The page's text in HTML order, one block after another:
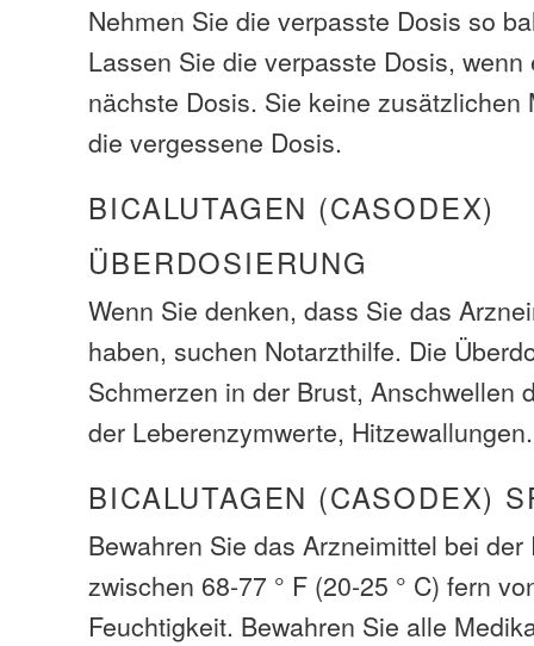
Nehmen Sie die verpasste Dosis so
Lassen Sie die verpasste Dosis,
nächste Dosis. Sie keine zusätzlichen
die vergessene Dosis.
BICALUTAGEN (CASODEX)
ÜBERDOSIERUNG
Wenn Sie denken, dass Sie das
haben, suchen Notarzthilfe. Die
Schmerzen in der Brust, Anschwellen
der Leberenzymwerte, Hitzewallungen.
BICALUTAGEN (CASODEX)
Bewahren Sie das Arzneimittel bei
zwischen 68-77 ° F (20-25 ° C) fern
Feuchtigkeit. Bewahren Sie alle